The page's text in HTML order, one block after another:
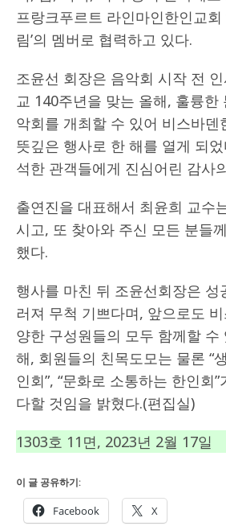
프랑크푸르트 라인마인한인교회
림’의 멤버로 협력하고 있다.
조윤선 회장은 음악회 시작 전
교 140주년을 맞는 올해, 훌륭한
악회를 개최할 수 있어 비스바덴
뜻깊은 행사로 한 해를 열게 되
석한 관객들에게 진심어린 감사
출연진을 대표해서 최윤희 교수
시고, 또 찾아와 주신 모든 분들
했다.
행사를 마친 뒤 조윤선회장은 성
러져 무척 기쁘다며, 앞으로도
양한 구성원들의 모두 함께할 수
해, 회원들의 친목도모는 물론 “
인회”, “문화로 소통하는 한인회
다할 것임을 밝혔다.(편집실)
1303호 11면, 2023년 2월 17일
이 글 공유하기:
Facebook X